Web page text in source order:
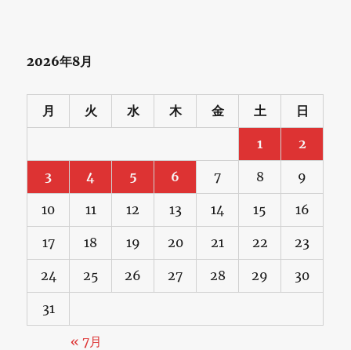
2026年8月
月 火 水 木 金 土 日
1 2
3 4 5 6 7 8 9
10 11 12 13 14 15 16
17 18 19 20 21 22 23
24 25 26 27 28 29 30
31
« 7月